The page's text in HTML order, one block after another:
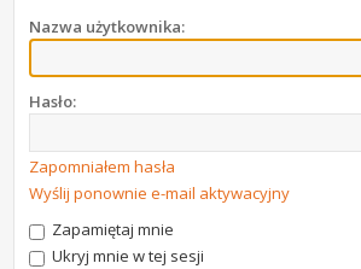
Nazwa użytkownika:
Hasło:
Zapomniałem hasła
Wyślij ponownie e-mail aktywacyjny
Zapamiętaj mnie
Ukryj mnie w tej sesji